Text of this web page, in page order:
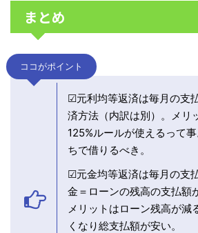
まとめ
ココがポイント
☑元利均等返済は毎月の支
済方法（内訳は別）。メリ
125%ルールが使えるって
ちで借りるべき。
☑元金均等返済は毎月の支
金＝ローンの残高の支払額
メリットはローン残高が減
くなり総支払額が安い。